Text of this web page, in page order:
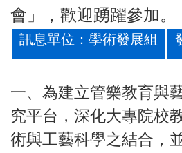
會」，歡迎踴躍參加。
訊息單位：學術發展組
一、為建立管樂教育與
究平台，深化大專院校
術與工藝科學之結合，